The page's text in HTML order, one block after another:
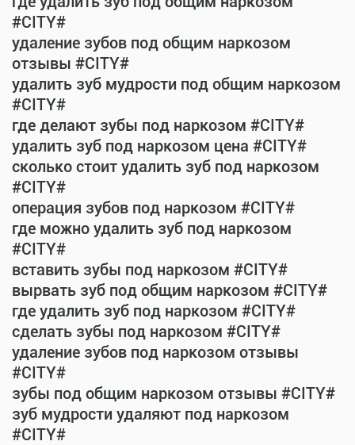
#CITY#
удаление зубов под общим наркозом
отзывы #CITY#
удалить зуб мудрости под общим наркозом
#CITY#
где делают зубы под наркозом #CITY#
удалить зуб под наркозом цена #CITY#
сколько стоит удалить зуб под наркозом
#CITY#
операция зубов под наркозом #CITY#
где можно удалить зуб под наркозом
#CITY#
вставить зубы под наркозом #CITY#
вырвать зуб под общим наркозом #CITY#
где удалить зуб под наркозом #CITY#
сделать зубы под наркозом #CITY#
удаление зубов под наркозом отзывы
#CITY#
зубы под общим наркозом отзывы #CITY#
зуб мудрости удаляют под наркозом
#CITY#